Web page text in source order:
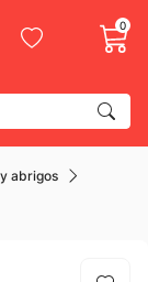
0
más...
abrigos